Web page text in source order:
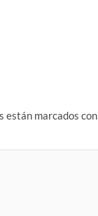
están marcados con